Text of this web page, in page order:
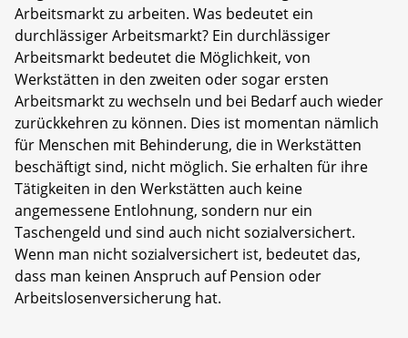
Arbeitsmarkt zu arbeiten. Was bedeutet ein
durchlässiger Arbeitsmarkt? Ein durchlässiger
Arbeitsmarkt bedeutet die Möglichkeit, von
Werkstätten in den zweiten oder sogar ersten
Arbeitsmarkt zu wechseln und bei Bedarf auch wieder
zurückkehren zu können. Dies ist momentan nämlich
für Menschen mit Behinderung, die in Werkstätten
beschäftigt sind, nicht möglich. Sie erhalten für ihre
Tätigkeiten in den Werkstätten auch keine
angemessene Entlohnung, sondern nur ein
Taschengeld und sind auch nicht sozialversichert.
Wenn man nicht sozialversichert ist, bedeutet das,
dass man keinen Anspruch auf Pension oder
Arbeitslosenversicherung hat.